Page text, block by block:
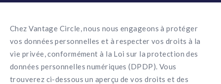
Vantage Pulse
Sondage et feedback.
Santé et bien-être.
Se connecter
Planifier une démo
Chez Vantage Circle, nous nous engageons à protéger
vos données personnelles et à respecter vos droits à la
vie privée, conformément à la Loi sur la protection des
données personnelles numériques (DPDP). Vous
trouverez ci-dessous un aperçu de vos droits et des